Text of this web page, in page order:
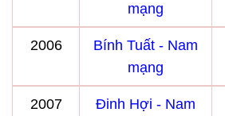
mạng
2006
Bính Tuất - Nam
mạng
2007
Đinh Hợi - Nam